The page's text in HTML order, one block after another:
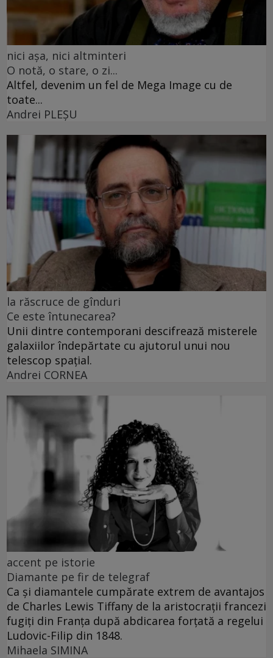
nici așa, nici altminteri
O notă, o stare, o zi...
Altfel, devenim un fel de Mega Image cu de
toate...
Andrei PLEŞU
la răscruce de gînduri
Ce este întunecarea?
Unii dintre contemporani descifrează misterele
galaxiilor îndepărtate cu ajutorul unui nou
telescop spațial.
Andrei CORNEA
accent pe istorie
Diamante pe fir de telegraf
Ca și diamantele cumpărate extrem de avantajos
de Charles Lewis Tiffany de la aristocrații francezi
fugiți din Franța după abdicarea forțată a regelui
Ludovic-Filip din 1848.
Mihaela SIMINA